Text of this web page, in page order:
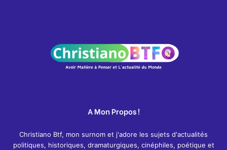
A Mon Propos !
Christiano Btf, mon surnom et j'adore les sujets d'actualités
politiques, historiques, dramaturgiques, cinéphiles, poétique et